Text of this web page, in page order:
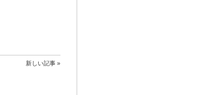
新しい記事 »